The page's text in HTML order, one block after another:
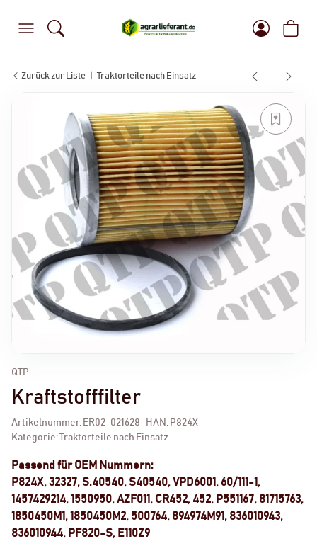
Zurück zur Liste Traktorteile nach Einsatz
QTP
Kraftstofffilter
Artikelnummer: ER02-021628 HAN: P824X
Kategorie:Traktorteile nach Einsatz
Passend für OEM Nummern:
P824X, 32327, S.40540, S40540, VPD6001, 60/111-1,
1457429214, 1550950, AZF011, CR452, 452, P551167, 81715763,
1850450M1, 1850450M2, 500764, 894974M91, 836010943,
836010944, PF820-S, E110Z9